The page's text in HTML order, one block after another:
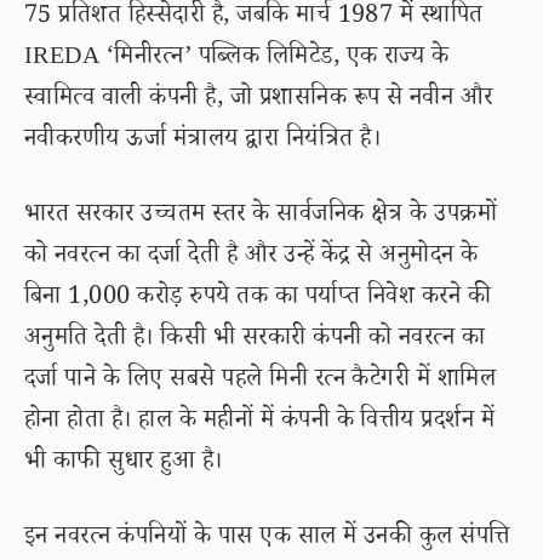
75 प्रतिशत हिस्सेदारी है, जबकि मार्च 1987 में स्थापित
IREDA ‘मिनीरत्न’ पब्लिक लिमिटेड, एक राज्य के
स्वामित्व वाली कंपनी है, जो प्रशासनिक रूप से नवीन और
नवीकरणीय ऊर्जा मंत्रालय द्वारा नियंत्रित है।
भारत सरकार उच्चतम स्तर के सार्वजनिक क्षेत्र के उपक्रमों
को नवरत्न का दर्जा देती है और उन्हें केंद्र से अनुमोदन के
बिना 1,000 करोड़ रुपये तक का पर्याप्त निवेश करने की
अनुमति देती है। किसी भी सरकारी कंपनी को नवरत्न का
दर्जा पाने के लिए सबसे पहले मिनी रत्न कैटेगरी में शामिल
होना होता है। हाल के महीनों में कंपनी के वित्तीय प्रदर्शन में
भी काफी सुधार हुआ है।
इन नवरत्न कंपनियों के पास एक साल में उनकी कुल संपत्ति